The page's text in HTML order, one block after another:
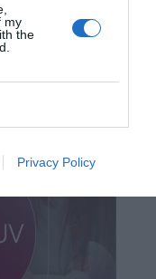
my
the
Privacy Policy